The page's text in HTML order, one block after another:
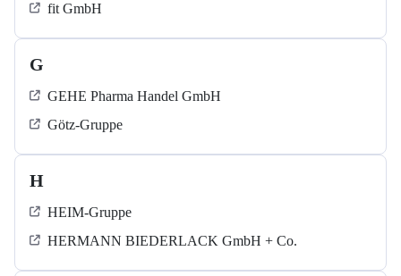
fit GmbH
G
GEHE Pharma Handel GmbH
Götz-Gruppe
H
HEIM-Gruppe
HERMANN BIEDERLACK GmbH + Co.